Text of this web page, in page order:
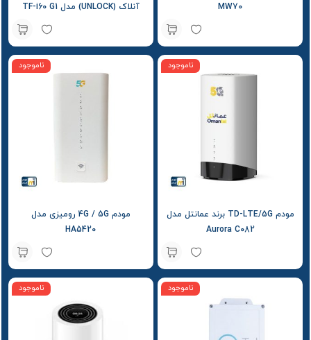
MW70
آنلاک (UNLOCK) مدل TF-i60 G1
ناموجود
مودم TD-LTE/5G برند عمانتل مدل
Aurora C082
ناموجود
مودم 4G / 5G رومیزی مدل
HA5420
ناموجود ناموجود